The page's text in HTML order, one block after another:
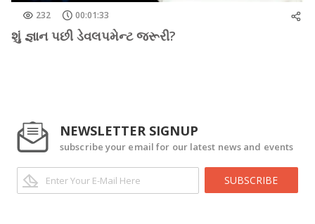
232 00:01:33
શું જ્ઞાન પછી ડેવલપમેન્ટ જરૂરી?
NEWSLETTER SIGNUP
subscribe your email for our latest news and events
SUBSCRIBE